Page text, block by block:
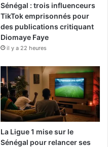
Sénégal : trois influenceurs
TikTok emprisonnés pour
des publications critiquant
Diomaye Faye
il y a 22 heures
La Ligue 1 mise sur le
Sénégal pour relancer ses